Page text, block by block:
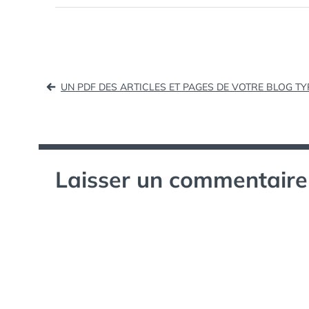
Navigation
l’article
UN PDF DES ARTICLES ET PAGES DE VOTRE BLOG
Laisser un commentaire